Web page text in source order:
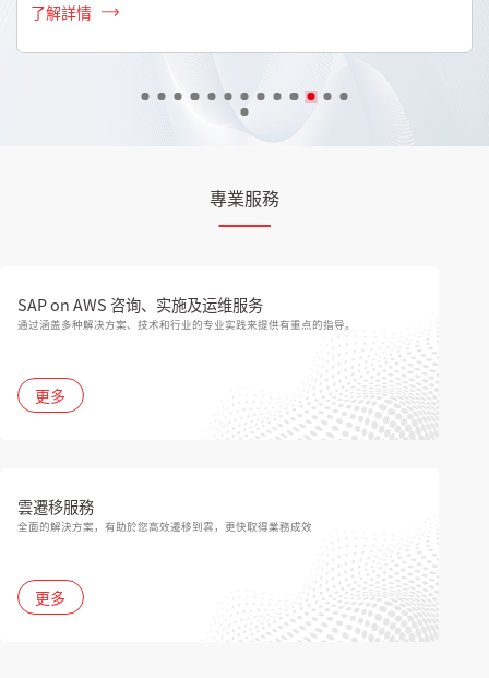
了解詳情
專業服務
SAP on AWS 咨询、实施及运维服务
通过涵盖多种解决方案、技术和行业的专业实践来提供有重点的指导。
更多
雲遷移服務
全面的解決方案，有助於您高效遷移到雲，更快取得業務成效
更多